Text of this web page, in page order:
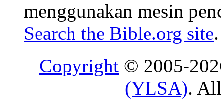
menggunakan mesin
Search the Bible.org site.
Copyright © 2005-
(YLSA).